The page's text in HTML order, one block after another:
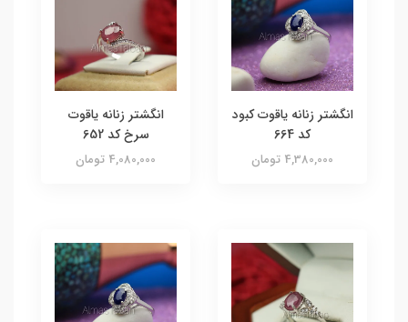
انگشتر زنانه یاقوت کبود
کد 664
4,380,000 تومان
انگشتر زنانه یاقوت
سرخ کد 652
4,080,000 تومان